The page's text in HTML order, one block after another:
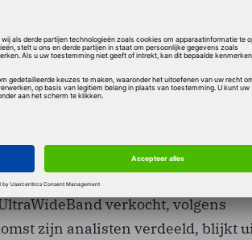
van de eerste generatie UWB-
alle benodigde componenten op
voor een grootschalige
van boven de 50 MB/
meer energie dan de
en bleef de prijs van de chips te
chips aan diverse
als optie aanboden. In totaal zijn
verkocht, volgens
zijn analisten verdeeld, blijkt